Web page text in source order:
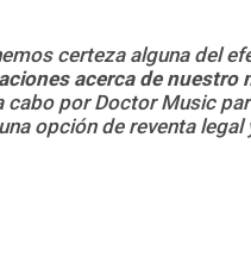
certeza alguna del
acerca de
cabo por Doctor Music
opción de reventa